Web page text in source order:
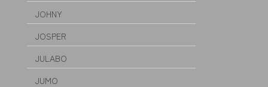
JOHNY
JOSPER
JULABO
JUMO